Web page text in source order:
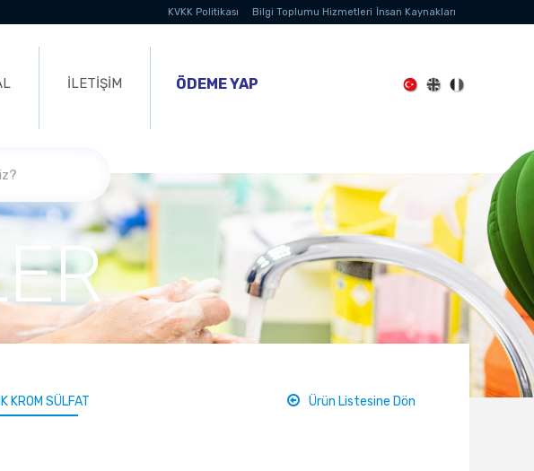
KVKK Politikası Bilgi Toplumu Hizmetleri İnsan Kaynakları
İLETİŞİM ÖDEME YAP
KROM SÜLFAT Ürün Listesine Dön